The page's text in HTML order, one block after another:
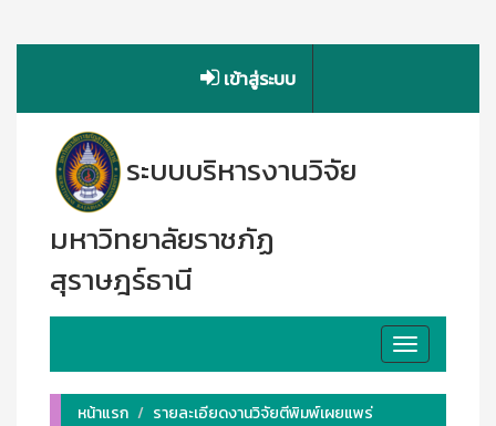
เข้าสู่ระบบ
ระบบบริหารงานวิจัย
มหาวิทยาลัยราชภัฏ
สุราษฎร์ธานี
Toggle
navigation
หน้าแรก
รายละเอียดงานวิจัยตีพิมพ์เผยแพร่